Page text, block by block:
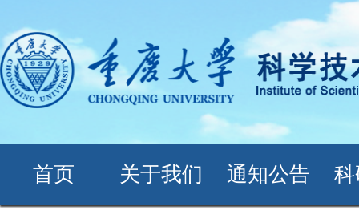
首页 关于我们 通知公告